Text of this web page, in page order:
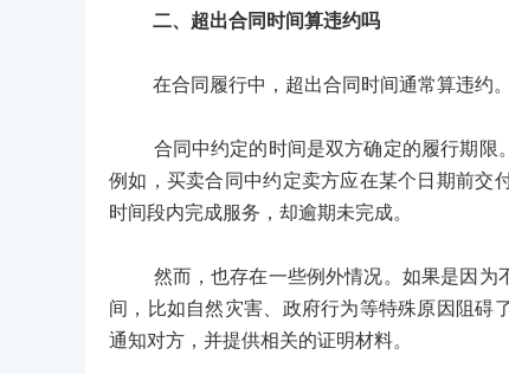
二、超出合同时间算违约吗
在合同履行中，超出合同时间通常算违约。
合同中约定的时间是双方确定的履行期限。
例如，买卖合同中约定卖方应在某个日期前交
时间段内完成服务，却逾期未完成。
然而，也存在一些例外情况。如果是因为不
间，比如自然灾害、政府行为等特殊原因阻碍
通知对方，并提供相关的证明材料。